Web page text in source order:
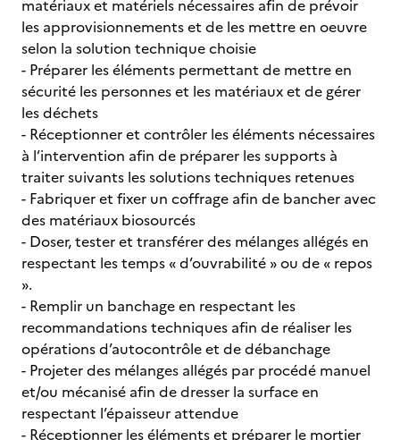
matériaux et matériels nécessaires afin de prévoir
les approvisionnements et de les mettre en oeuvre
selon la solution technique choisie
- Préparer les éléments permettant de mettre en
sécurité les personnes et les matériaux et de gérer
les déchets
- Réceptionner et contrôler les éléments nécessaires
à l’intervention afin de préparer les supports à
traiter suivants les solutions techniques retenues
- Fabriquer et fixer un coffrage afin de bancher avec
des matériaux biosourcés
- Doser, tester et transférer des mélanges allégés en
respectant les temps « d’ouvrabilité » ou de « repos
».
- Remplir un banchage en respectant les
recommandations techniques afin de réaliser les
opérations d’autocontrôle et de débanchage
- Projeter des mélanges allégés par procédé manuel
et/ou mécanisé afin de dresser la surface en
respectant l’épaisseur attendue
- Réceptionner les éléments et préparer le mortier